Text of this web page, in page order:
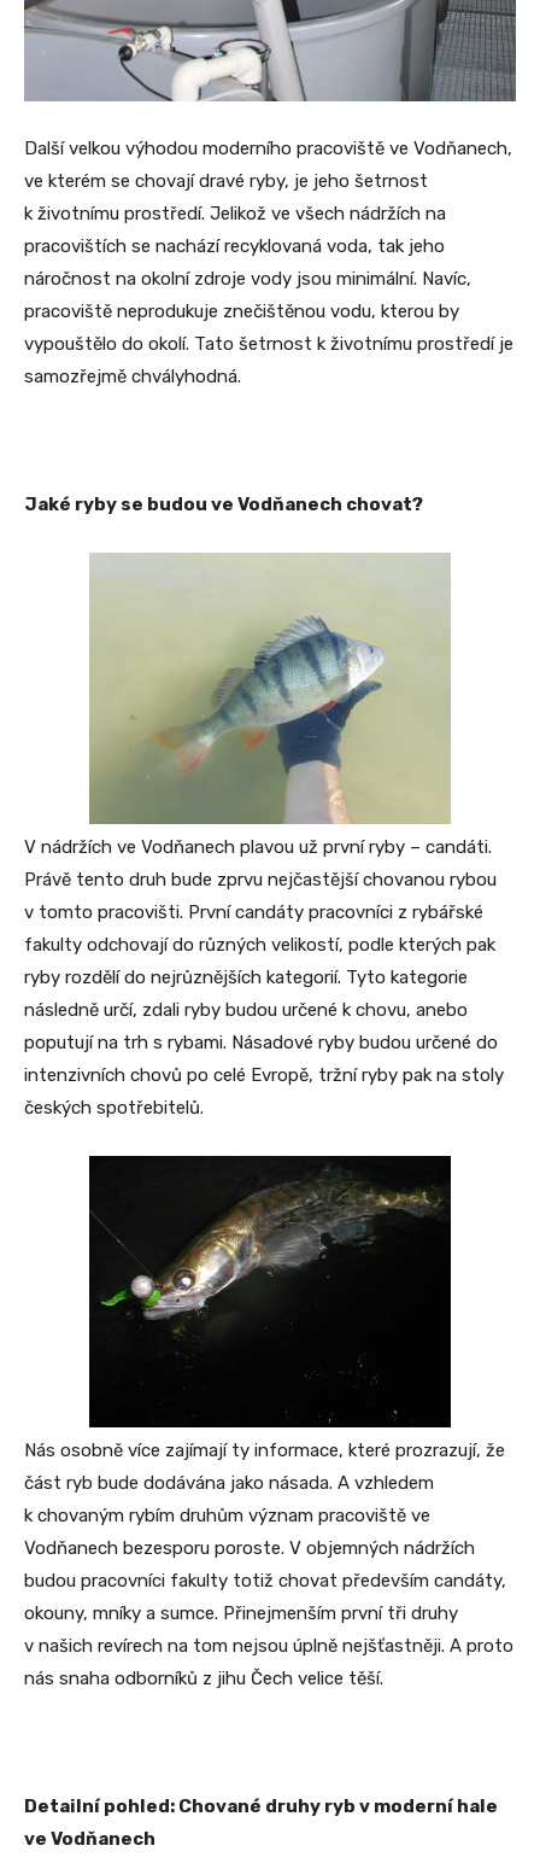
Další velkou výhodou moderního pracoviště ve Vodňanech,
ve kterém se chovají dravé ryby, je jeho šetrnost
k životnímu prostředí. Jelikož ve všech nádržích na
pracovištích se nachází recyklovaná voda, tak jeho
náročnost na okolní zdroje vody jsou minimální. Navíc,
pracoviště neprodukuje znečištěnou vodu, kterou by
vypouštělo do okolí. Tato šetrnost k životnímu prostředí je
samozřejmě chvályhodná.
Jaké ryby se budou ve Vodňanech chovat?
V nádržích ve Vodňanech plavou už první ryby – candáti.
Právě tento druh bude zprvu nejčastější chovanou rybou
v tomto pracovišti. První candáty pracovníci z rybářské
fakulty odchovají do různých velikostí, podle kterých pak
ryby rozdělí do nejrůznějších kategorií. Tyto kategorie
následně určí, zdali ryby budou určené k chovu, anebo
poputují na trh s rybami. Násadové ryby budou určené do
intenzivních chovů po celé Evropě, tržní ryby pak na stoly
českých spotřebitelů.
Nás osobně více zajímají ty informace, které prozrazují, že
část ryb bude dodávána jako násada. A vzhledem
k chovaným rybím druhům význam pracoviště ve
Vodňanech bezesporu poroste. V objemných nádržích
budou pracovníci fakulty totiž chovat především candáty,
okouny, mníky a sumce. Přinejmenším první tři druhy
v našich revírech na tom nejsou úplně nejšťastněji. A proto
nás snaha odborníků z jihu Čech velice těší.
Detailní pohled: Chované druhy ryb v moderní hale
ve Vodňanech